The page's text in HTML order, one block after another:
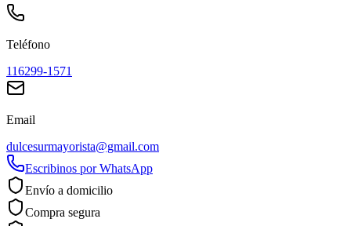
Teléfono
116299-1571
Email
dulcesurmayorista@gmail.com
Escribinos por WhatsApp
Envío a domicilio
Compra segura